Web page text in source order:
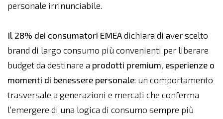
personale irrinunciabile.
Il 28% dei consumatori EMEAdichiara di aver scelto
brand di largo consumo più convenienti per liberare
budget da destinare a prodotti premium, esperienze o
momenti di benessere personale: un comportamento
trasversale a generazioni e mercati che conferma
l’emergere di una logica di consumo sempre più